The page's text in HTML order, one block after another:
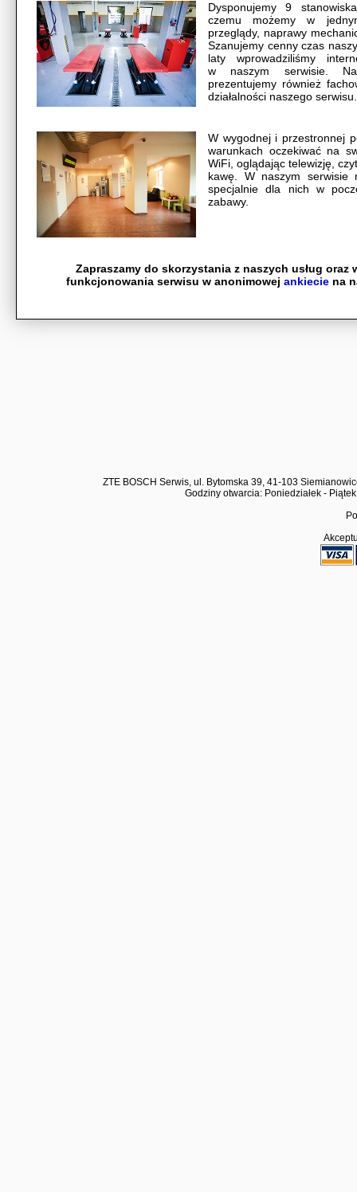
Dysponujemy 9
czemu możemy w
przeglądy, naprawy
Szanujemy cenny czas
laty wprowadziliśmy
w naszym serwisie.
prezentujemy również
działalności naszego serwisu.
W wygodnej i przestronnej
warunkach oczekiwać na
WiFi, oglądając telewizję,
kawę. W naszym serwisie
specjalnie dla nich w
zabawy.
Zapraszamy do skorzystania z naszych usług oraz
funkcjonowania serwisu w anonimowej ankiecie na
ZTE BOSCH Serwis, ul. Bytomska 39, 41-103
Godziny otwarcia: Poniedziałek -